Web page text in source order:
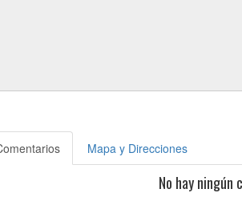
Mapa y Direcciones
No hay